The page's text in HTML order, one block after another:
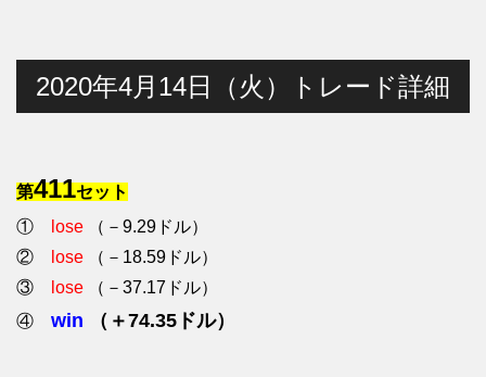
2020年4月14日（火）トレード詳細
第411セット
①
lose （－9.29ドル）
②
lose （－18.59ドル）
③
lose （－37.17ドル）
④ win （＋74.35ドル）